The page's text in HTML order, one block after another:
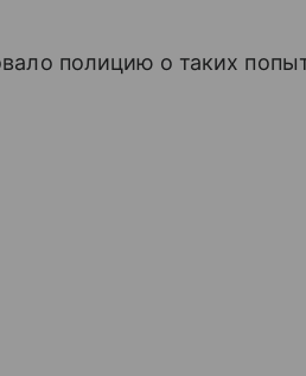
полицию о таких